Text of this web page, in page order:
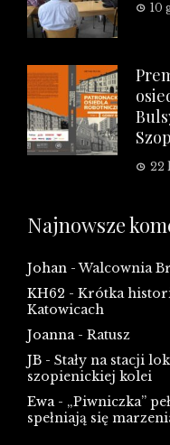
10
22
Najnowsze
Johan -Walcownia
KH62 - Krótka
Katowicach
Joanna- Ratusz
JB - Stały na stacji
szopienickiej kolei
Ewa- „Piwniczka”
spełniają się